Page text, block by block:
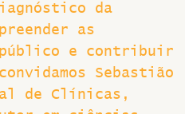
da
as
público e contribuir
Sebastião
de Clínicas,